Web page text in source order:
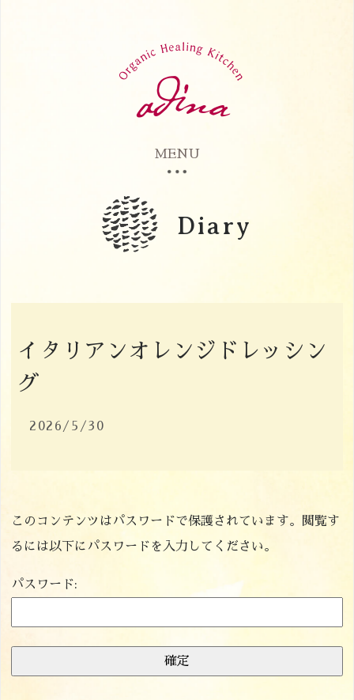
MENU
Diary
イタリアンオレンジドレッシン
グ
2026/5/30
このコンテンツはパスワードで保護されています。閲覧す
るには以下にパスワードを入力してください。
パスワード: